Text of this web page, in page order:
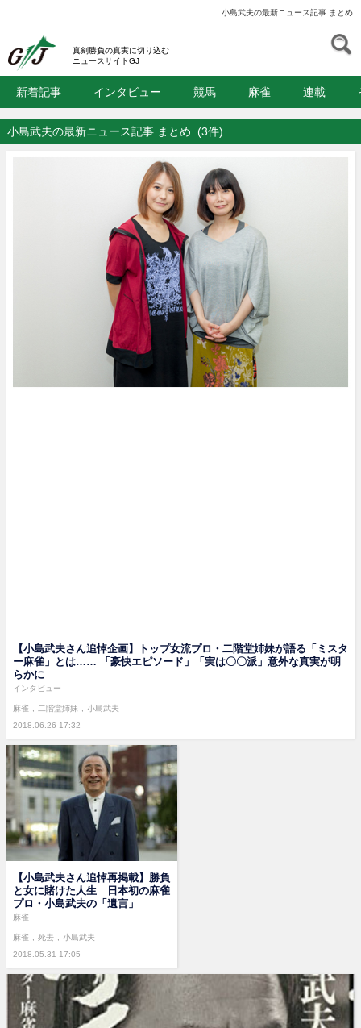
小島武夫の最新ニュース記事 まとめ
真剣勝負の真実に切り込む
ニュースサイトGJ
新着記事 インタビュー 競馬 麻雀 連載
小島武夫の最新ニュース記事 まとめ (3件)
【小島武夫さん追悼企画】トップ女流プロ・二階堂姉妹が語る「ミスタ
ー麻雀」とは…… 「豪快エピソード」「実は〇〇派」意外な真実が明
らかに
2018.06.26 17:32
インタビュー
麻雀 二階堂姉妹 小島武夫
【小島武夫さん追悼再掲載】勝負
と女に賭けた人生 日本初の麻雀
プロ・小島武夫の「遺言」
2018.05.31 17:05
麻雀
麻雀 死去 小島武夫